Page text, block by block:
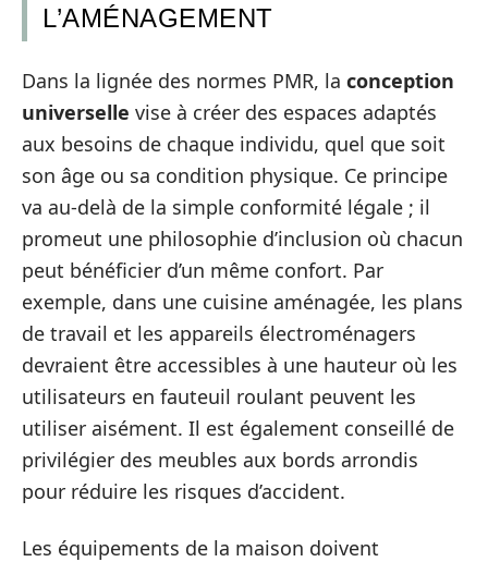
L’AMÉNAGEMENT
Dans la lignée des normes PMR, la conception
universelle vise à créer des espaces adaptés
aux besoins de chaque individu, quel que soit
son âge ou sa condition physique. Ce principe
va au-delà de la simple conformité légale ; il
promeut une philosophie d’inclusion où chacun
peut bénéficier d’un même confort. Par
exemple, dans une cuisine aménagée, les plans
de travail et les appareils électroménagers
devraient être accessibles à une hauteur où les
utilisateurs en fauteuil roulant peuvent les
utiliser aisément. Il est également conseillé de
privilégier des meubles aux bords arrondis
pour réduire les risques d’accident.
Les équipements de la maison doivent